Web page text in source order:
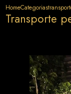
HomeCategorias
Transporte